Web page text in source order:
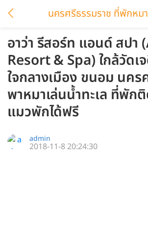
นครศรีธรรมราช ที่พักหม
อาว่า รีสอร์ท แอนด์ สปา
Resort & Spa) ใกล้วัดเ
ใจกลางเมือง ขนอม นคร
พาหมาเล่นน้ำทะเล ที่พัก
แมวพักได้ฟรี
admin
2018-11-8 20:24:30